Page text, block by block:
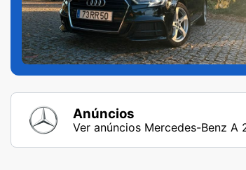
Anúncios
Ver anúncios Mercedes-Benz A